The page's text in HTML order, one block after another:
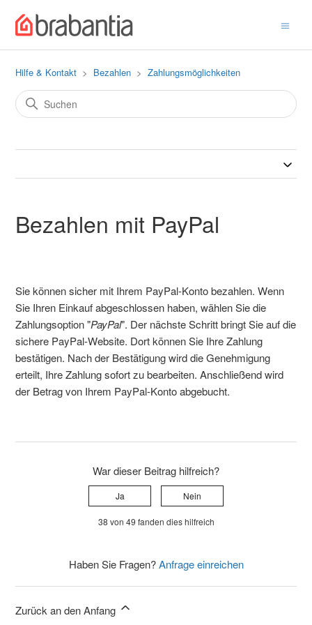
Hilfe & Kontakt Bezahlen Zahlungsmöglichkeiten
Bezahlen mit PayPal
Sie können sicher mit Ihrem PayPal-Konto bezahlen. Wenn
Sie Ihren Einkauf abgeschlossen haben, wählen Sie die
Zahlungsoption "PayPal". Der nächste Schritt bringt Sie auf die
sichere PayPal-Website. Dort können Sie Ihre Zahlung
bestätigen. Nach der Bestätigung wird die Genehmigung
erteilt, Ihre Zahlung sofort zu bearbeiten. Anschließend wird
der Betrag von Ihrem PayPal-Konto abgebucht.
War dieser Beitrag hilfreich?
Ja Nein
38 von 49 fanden dies hilfreich
Haben Sie Fragen?Anfrage einreichen
Zurück an den Anfang